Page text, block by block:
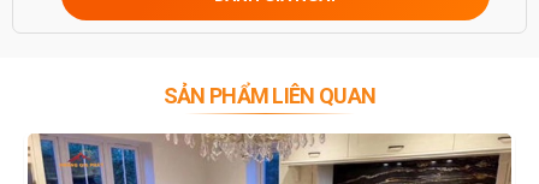
0946916986
SẢN PHẨM LIÊN QUAN